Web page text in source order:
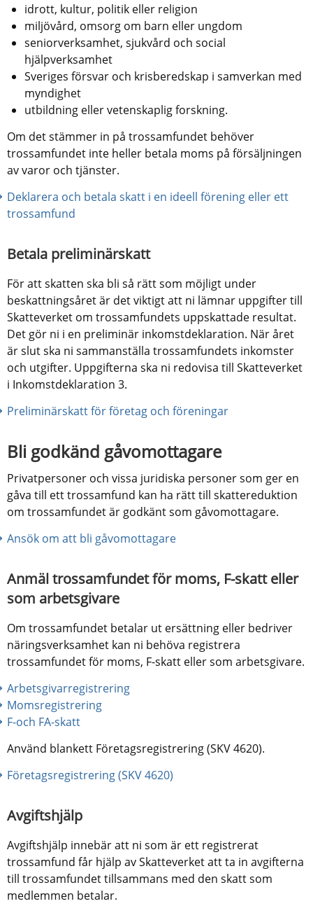
idrott, kultur, politik eller religion
miljövård, omsorg om barn eller ungdom
seniorverksamhet, sjukvård och social
hjälpverksamhet
Sveriges försvar och krisberedskap i samverkan med
myndighet
utbildning eller vetenskaplig forskning.
Om det stämmer in på trossamfundet behöver
trossamfundet inte heller betala moms på försäljningen
av varor och tjänster.
Deklarera och betala skatt i en ideell förening eller ett
trossamfund
Betala preliminärskatt
För att skatten ska bli så rätt som möjligt under
beskattningsåret är det viktigt att ni lämnar uppgifter till
Skatteverket om trossamfundets uppskattade resultat.
Det gör ni i en preliminär inkomstdeklaration. När året
är slut ska ni sammanställa trossamfundets inkomster
och utgifter. Uppgifterna ska ni redovisa till Skatteverket
i Inkomstdeklaration 3.
Preliminärskatt för företag och föreningar
Bli godkänd gåvomottagare
Privatpersoner och vissa juridiska personer som ger en
gåva till ett trossamfund kan ha rätt till skattereduktion
om trossamfundet är godkänt som gåvomottagare.
Ansök om att bli gåvomottagare
Anmäl trossamfundet för moms, F-skatt eller
som arbetsgivare
Om trossamfundet betalar ut ersättning eller bedriver
näringsverksamhet kan ni behöva registrera
trossamfundet för moms, F-skatt eller som arbetsgivare.
Arbetsgivarregistrering
Momsregistrering
F-och FA-skatt
Använd blankett Företagsregistrering (SKV 4620).
Företagsregistrering (SKV 4620)
Avgiftshjälp
Avgiftshjälp innebär att ni som är ett registrerat
trossamfund får hjälp av Skatteverket att ta in avgifterna
till trossamfundet tillsammans med den skatt som
medlemmen betalar.